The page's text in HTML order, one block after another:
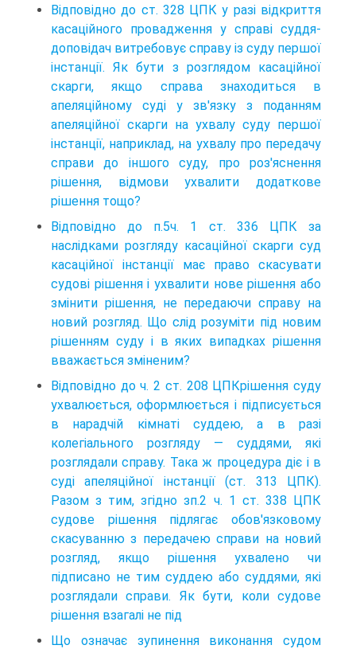
Відповідно до ст. 328 ЦПК у разі відкриття
касаційного провадження у справі суддя-
доповідач витребовує справу із суду першої
інстанції. Як бути з розглядом касаційної
скарги, якщо справа знаходиться в
апеляційному суді у зв'язку з поданням
апеляційної скарги на ухвалу суду першої
інстанції, наприклад, на ухвалу про передачу
справи до іншого суду, про роз'яснення
рішення, відмови ухвалити додаткове
рішення тощо?
Відповідно до п.5ч. 1 ст. 336 ЦПК за
наслідками розгляду касаційної скарги суд
касаційної інстанції має право скасувати
судові рішення і ухвалити нове рішення або
змінити рішення, не передаючи справу на
новий розгляд. Що слід розуміти під новим
рішенням суду і в яких випадках рішення
вважається зміненим?
Відповідно до ч. 2 ст. 208 ЦПКрішення суду
ухвалюється, оформлюється і підписується
в нарадчій кімнаті суддею, а в разі
колегіального розгляду — суддями, які
розглядали справу. Така ж процедура діє і в
суді апеляційної інстанції (ст. 313 ЦПК).
Разом з тим, згідно зп.2 ч. 1 ст. 338 ЦПК
судове рішення підлягає обов'язковому
скасуванню з передачею справи на новий
розгляд, якщо рішення ухвалено чи
підписано не тим суддею або суддями, які
розглядали справи. Як бути, коли судове
рішення взагалі не під
Що означає зупинення виконання судом